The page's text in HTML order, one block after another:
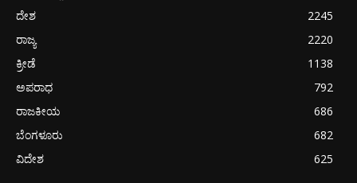
ದೇಶ
2245
ರಾಜ್ಯ
2220
ಕ್ರೀಡೆ
1138
ಅಪರಾಧ
792
ರಾಜಕೀಯ
686
ಬೆಂಗಳೂರು
682
ವಿದೇಶ
625